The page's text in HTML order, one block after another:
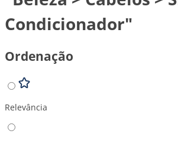
Condicionador"
Ordenação
Relevância